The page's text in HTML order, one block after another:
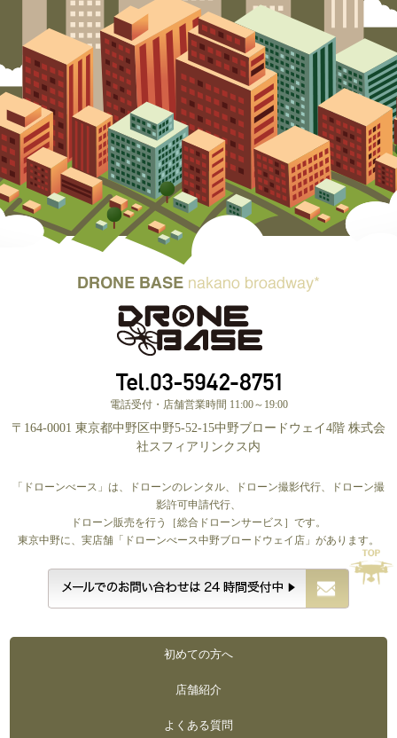
電話受付・店舗営業時間 11:00～19:00
〒164-0001 東京都中野区中野5-52-15中野ブロードウェイ4階 株式会
社スフィアリンクス内
「ドローンべース」は、ドローンのレンタル、ドローン撮影代行、ドローン撮
影許可申請代行、
ドローン販売を行う［総合ドローンサービス］です。
東京中野に、実店舗「ドローンべース中野ブロードウェイ店」があります。
初めての方へ
店舗紹介
よくある質問